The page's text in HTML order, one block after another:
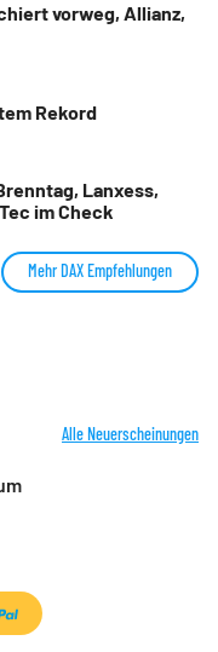
vorweg, Allianz,
Rekord
Lanxess,
im Check
Mehr DAX Empfehlungen
Alle Neuerscheinungen